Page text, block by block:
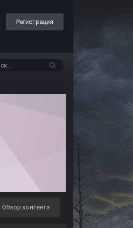
Регистрация
Обзор контента